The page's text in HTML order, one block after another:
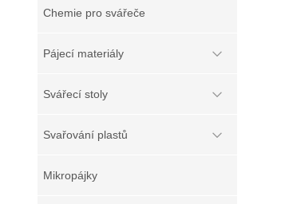
Chemie pro svářeče
Pájecí materiály
Svářecí stoly
Svařování plastů
Mikropájky